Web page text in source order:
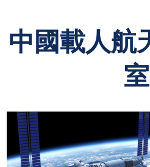
中國載人航
室